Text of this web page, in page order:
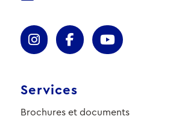
Services
Brochures et documents